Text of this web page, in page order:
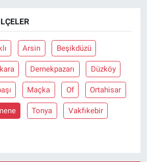
Arsin Beşikdüzü
Dernekpazarı Düzköy
Maçka Of Ortahisar
Tonya Vakfıkebir